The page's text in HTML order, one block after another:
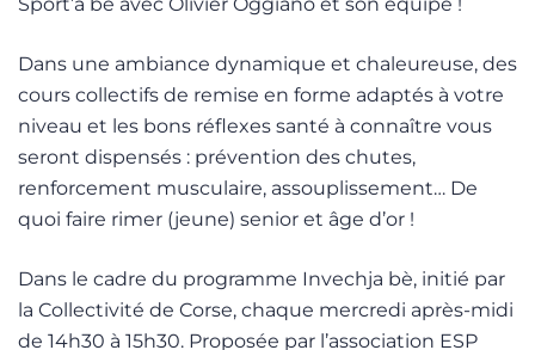
Sport’a bè avec Olivier Oggiano et son équipe !
Dans une ambiance dynamique et chaleureuse, des
cours collectifs de remise en forme adaptés à votre
niveau et les bons réflexes santé à connaître vous
seront dispensés : prévention des chutes,
renforcement musculaire, assouplissement… De
quoi faire rimer (jeune) senior et âge d’or !
Dans le cadre du programme Invechja bè, initié par
la Collectivité de Corse, chaque mercredi après-midi
de 14h30 à 15h30. Proposée par l’association ESP